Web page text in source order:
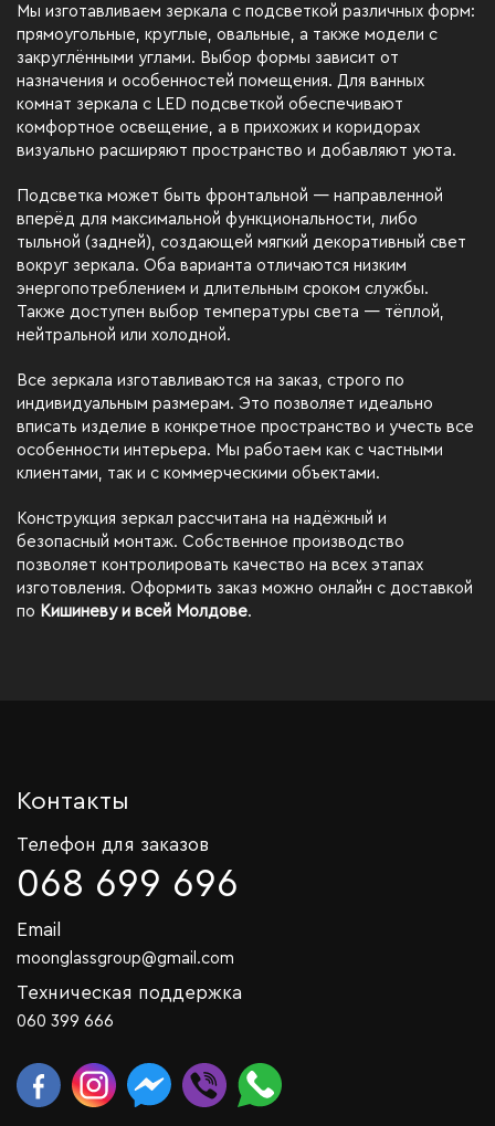
Мы изготавливаем зеркала с подсветкой различных форм:
прямоугольные, круглые, овальные, а также модели с
закруглёнными углами. Выбор формы зависит от
назначения и особенностей помещения. Для ванных
комнат зеркала с LED подсветкой обеспечивают
комфортное освещение, а в прихожих и коридорах
визуально расширяют пространство и добавляют уюта.
Подсветка может быть фронтальной — направленной
вперёд для максимальной функциональности, либо
тыльной (задней), создающей мягкий декоративный свет
вокруг зеркала. Оба варианта отличаются низким
энергопотреблением и длительным сроком службы.
Также доступен выбор температуры света — тёплой,
нейтральной или холодной.
Все зеркала изготавливаются на заказ, строго по
индивидуальным размерам. Это позволяет идеально
вписать изделие в конкретное пространство и учесть все
особенности интерьера. Мы работаем как с частными
клиентами, так и с коммерческими объектами.
Конструкция зеркал рассчитана на надёжный и
безопасный монтаж. Собственное производство
позволяет контролировать качество на всех этапах
изготовления. Оформить заказ можно онлайн с доставкой
по Кишиневу и всей Молдове.
Контакты
Телефон для заказов
068 699 696
Email
moonglassgroup@gmail.com
Техническая поддержка
060 399 666